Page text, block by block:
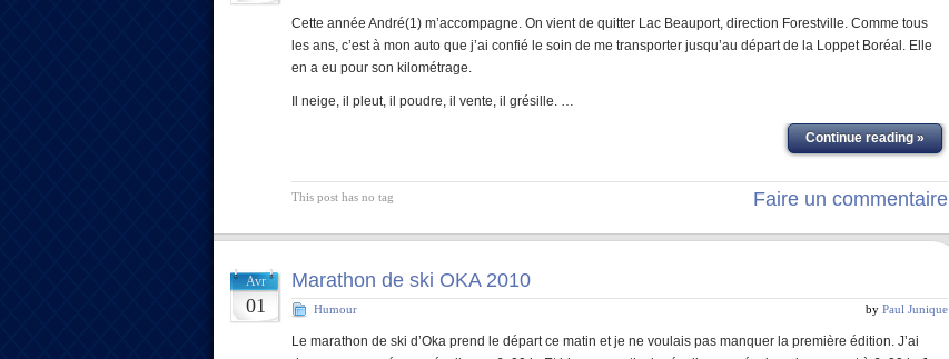
Cette année André(1) m’accompagne. On vient de quitter Lac Beauport, direction Forestville. Comme tous
les ans, c’est à mon auto que j’ai confié le soin de me transporter jusqu’au départ de la Loppet Boréal. Elle
en a eu pour son kilométrage.
Il neige, il pleut, il poudre, il vente, il grésille. …
Continue reading »
This post has no tag Faire un commentaire
Avr
01
Marathon de ski OKA 2010
Humour by Paul Junique
Le marathon de ski d’Oka prend le départ ce matin et je ne voulais pas manquer la première édition. J’ai